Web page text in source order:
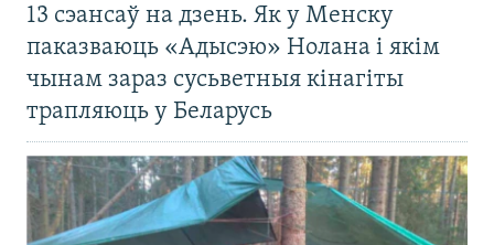
13 сэансаў на дзень. Як у Менску
паказваюць «Адысэю» Нолана і якім
чынам зараз сусьветныя кінагіты
трапляюць у Беларусь